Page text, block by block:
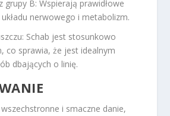
grupy B: Wspierają prawidłowe
nerwowego i metabolizm.
Schab jest stosunkowo
co sprawia, że jest idealnym
dbających o linię.
i smaczne danie,